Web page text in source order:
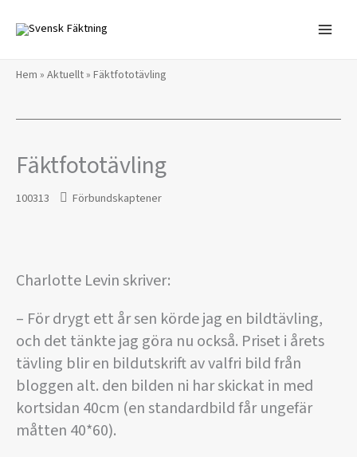
innehåll
Hem » Aktuellt» Fäktfototävling
Fäktfototävling
100313 Förbundskaptener
Charlotte Levin skriver:
– För drygt ett år sen körde jag en bildtävling,
och det tänkte jag göra nu också. Priset i årets
tävling blir en bildutskrift av valfri bild från
bloggen alt. den bilden ni har skickat in med
kortsidan 40cm (en standardbild får ungefär
måtten 40*60).